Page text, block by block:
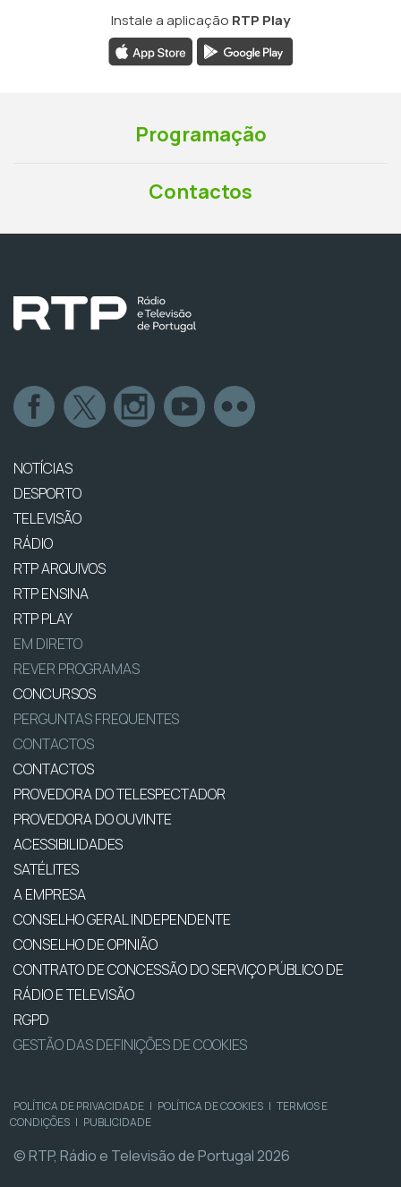
Instale a aplicação RTP Play
Programação
Contactos
NOTÍCIAS
DESPORTO
TELEVISÃO
RÁDIO
RTP ARQUIVOS
RTP ENSINA
RTP PLAY
EM DIRETO
REVER PROGRAMAS
CONCURSOS
PERGUNTAS FREQUENTES
CONTACTOS
CONTACTOS
PROVEDORA DO TELESPECTADOR
PROVEDORA DO OUVINTE
ACESSIBILIDADES
SATÉLITES
A EMPRESA
CONSELHO GERAL INDEPENDENTE
CONSELHO DE OPINIÃO
CONTRATO DE CONCESSÃO DO SERVIÇO PÚBLICO DE
RÁDIO E TELEVISÃO
RGPD
GESTÃO DAS DEFINIÇÕES DE COOKIES
POLÍTICA DE PRIVACIDADE | POLÍTICA DE COOKIES | TERMOS E
CONDIÇÕES | PUBLICIDADE
© RTP, Rádio e Televisão de Portugal 2026